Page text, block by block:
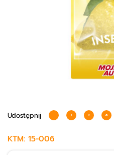
Udostępnij
KTM: 15-006